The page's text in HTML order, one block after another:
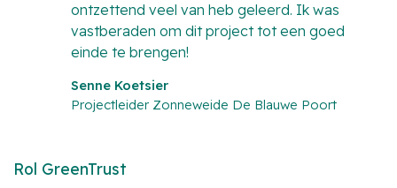
ontzettend veel van heb geleerd. Ik was
vastberaden om dit project tot een goed
einde te brengen!
Senne Koetsier
Projectleider Zonneweide De Blauwe Poort
Rol GreenTrust